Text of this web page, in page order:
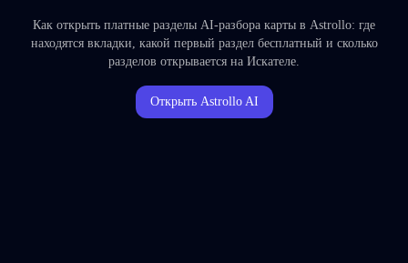
Как открыть платные разделы AI-разбора карты в Astrollo: где
находятся вкладки, какой первый раздел бесплатный и сколько
разделов открывается на Искателе.
Открыть Astrollo AI